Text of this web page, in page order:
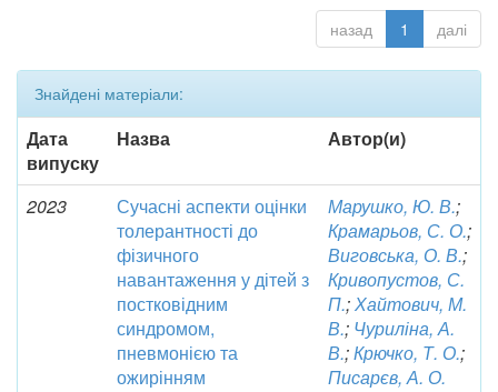
назад 1 далі
Знайдені матеріали:
Дата
випуску
Назва Автор(и)
2023
Сучасні аспекти оцінки
толерантності до
фізичного
навантаження у дітей з
постковідним
синдромом,
пневмонією та
ожирінням
Марушко, Ю. В.;
Крамарьов, С. О.;
Виговська, О. В.;
Кривопустов, С.
П.;Хайтович, М.
В.; Чуриліна, А.
В.;Крючко, Т. О.;
Писарєв, А. О.